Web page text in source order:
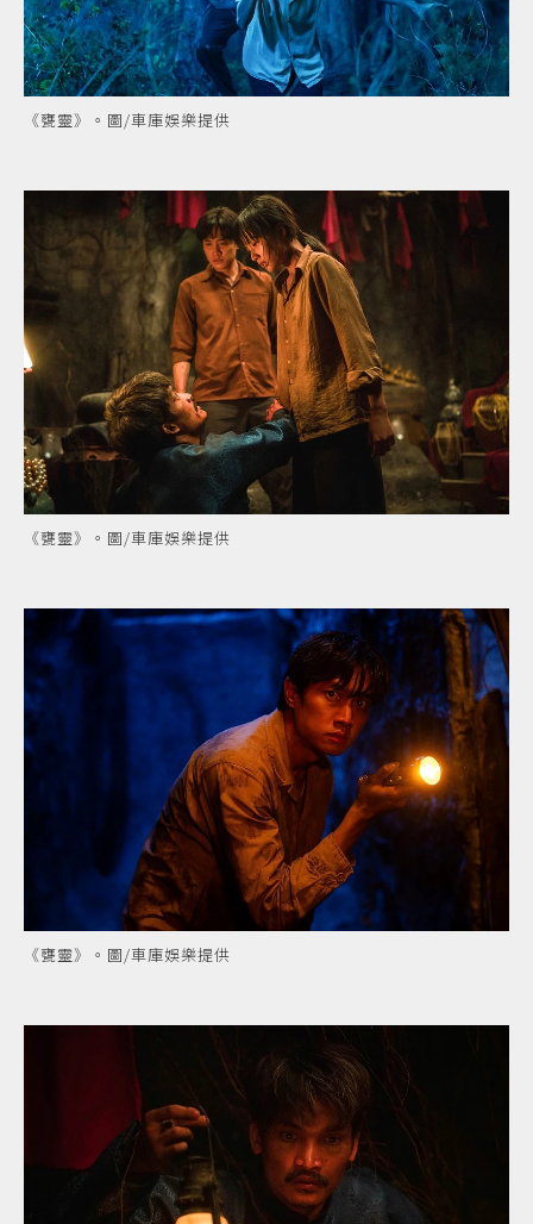
《甕靈》。圖/車庫娛樂提供
《甕靈》。圖/車庫娛樂提供
《甕靈》。圖/車庫娛樂提供